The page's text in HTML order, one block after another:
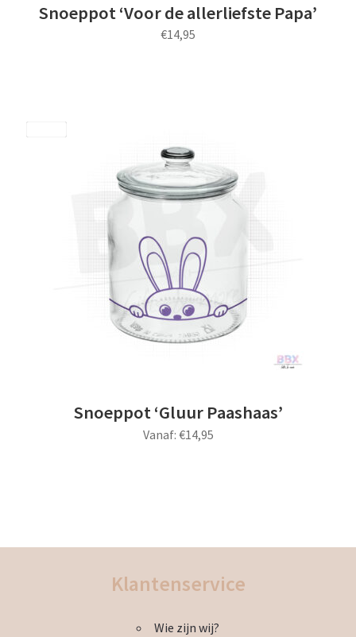
Snoeppot ‘Voor de allerliefste Papa’
€14,95
variaties.
Deze
optie
kan
worden
op
de
productpagina
Snoeppot ‘Gluur Paashaas’
Vanaf: €14,95
variaties.
optie
gekozen
Klantenservice
Wie zijn wij?